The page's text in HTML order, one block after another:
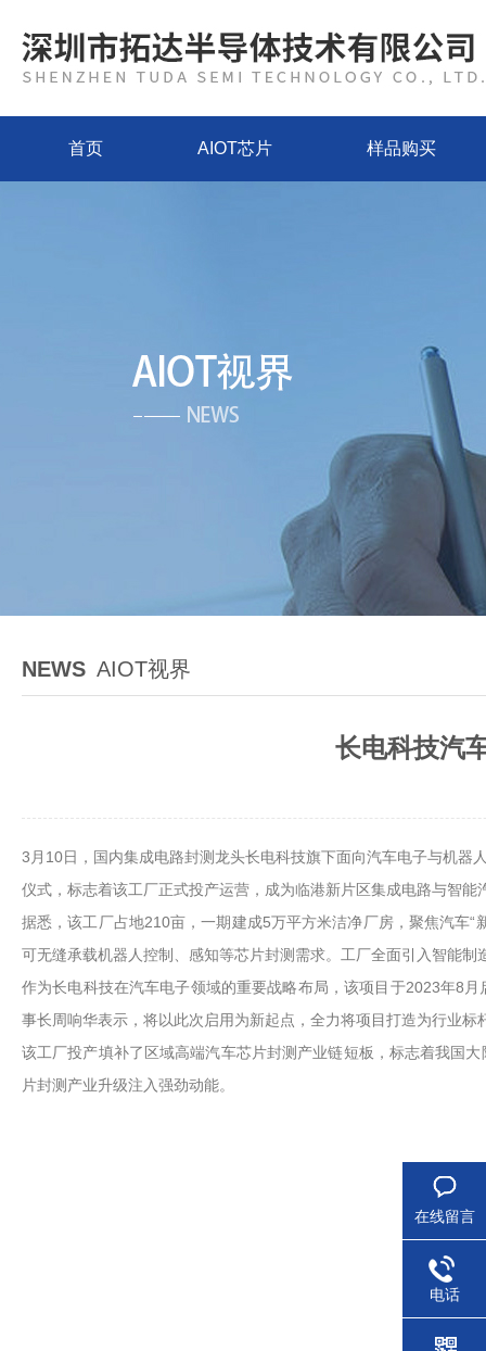
首页 AIOT芯片 样品购买
NEWS AIOT视界
长电科技汽
3月10日，国内集成电路封测龙头长电科技旗下面向汽车电子与机
仪式，标志着该工厂正式投产运营，成为临港新片区集成电路与智
据悉，该工厂占地210亩，一期建成5万平方米洁净厂房，聚焦汽车
可无缝承载机器人控制、感知等芯片封测需求。工厂全面引入智能
作为长电科技在汽车电子领域的重要战略布局，该项目于2023年8
事长周响华表示，将以此次启用为新起点，全力将项目打造为行业
该工厂投产填补了区域高端汽车芯片封测产业链短板，标志着我国
片封测产业升级注入强劲动能。
在线留言
电话